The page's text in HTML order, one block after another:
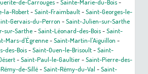
de-Carrouges-Sainte-Marie-du-Bois-
la-Robert-Saint-Fraimbault-Saint-Georges-le-
Gervais-du-Perron -Saint-Julien-sur-Sarthe
sur-Sarthe-Saint-Léonard-des-Bois-Saint-
Mars-d'Égrenne-Saint-Martin-l'Aiguillon -
des-Bois-Saint-Ouen-le-Brisoult-Saint-
-Saint-Paul-le-Gaultier-Saint-Pierre-des-
de-Sillé-Saint-Rémy-du-Val -Saint-